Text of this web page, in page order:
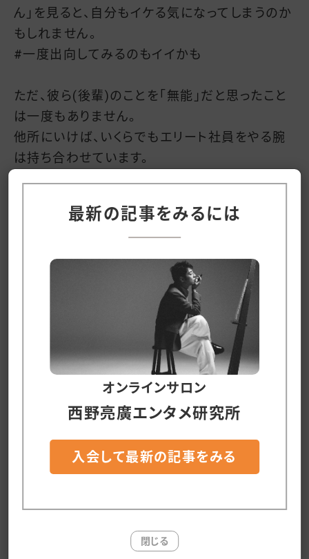
ん」を見ると、自分もイケる気になってしまうのか
もしれません。
#一度出向してみるのもイイかも
ただ、彼ら(後輩)のことを「無能」だと思ったこと
は一度もありません。
他所にいけば、いくらでもエリート社員をやる腕
は持ち合わせています。
ダラダラしてないで、とっとと強くなれよ」という
CHIMNEY TOWNという会社は、若手に実力不
相応の挑戦をさせるので、若手はしばしばズッコ
今年の春に話題になったCHIMNEY COFFEEもそ
いう希望的観測のもと、博打のような経営をして
いたので、気がつけば大きな負債を抱えていまし
スタッフの人数と、仕掛けている打ち手の内容が
怪しかったので、ある時、「会社のお金、大丈夫？」
最新の記事をみるには
オンラインサロン
西野亮廣エンタメ研究所
入会して最新の記事をみる
閉じる